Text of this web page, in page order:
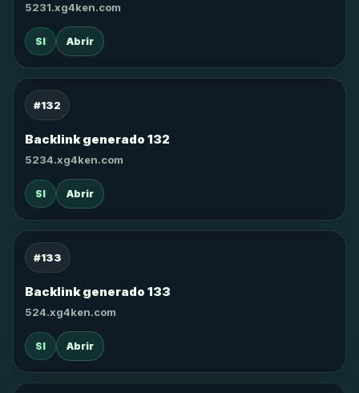
5231.xg4ken.com
SI Abrir
#132
Backlink generado 132
5234.xg4ken.com
SI Abrir
#133
Backlink generado 133
524.xg4ken.com
SI Abrir